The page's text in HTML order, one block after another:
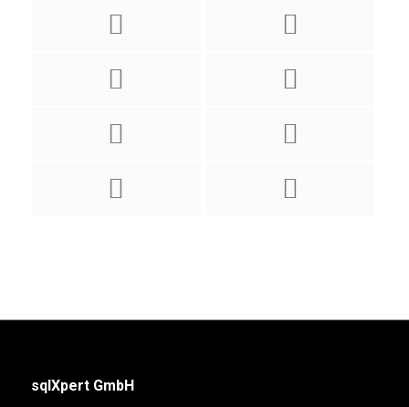
sqlXpert GmbH